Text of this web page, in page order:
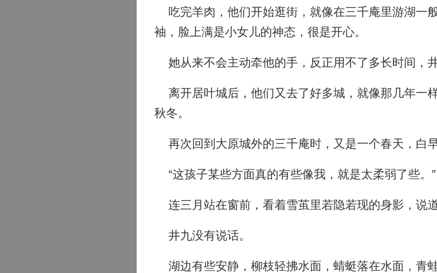
吃完羊肉，他们开始逛街，就像在三千庵里游湖一
袖，脸上满是小女儿的神态，很是开心。
她从来不会主动牵他的手，反正用不了多长时间，
离开居叶城后，他们又去了好多城，就像那几年一
秋冬。
再次回到大原城外的三千庵时，又是一个春天，白早
“这孩子某些方面真的有些像我，就是太柔弱了些。”
连三月站在窗前，看着雪茧里若隐若现的身影，说
井九没有说话。
湖边有些安静，柳枝轻拂水面，蜻蜓落在水面，青